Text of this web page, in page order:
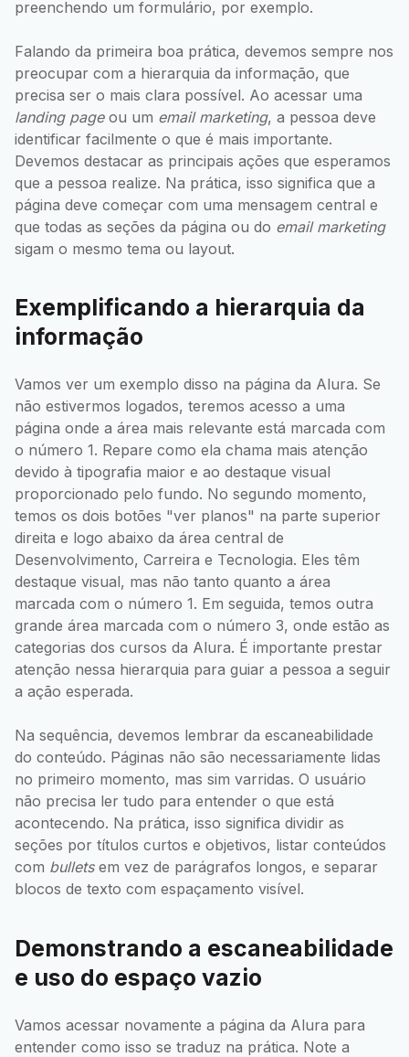
preenchendo um formulário, por exemplo.
Falando da primeira boa prática, devemos sempre nos
preocupar com a hierarquia da informação, que
precisa ser o mais clara possível. Ao acessar uma
landing pageou um email marketing, a pessoa deve
identificar facilmente o que é mais importante.
Devemos destacar as principais ações que esperamos
que a pessoa realize. Na prática, isso significa que a
página deve começar com uma mensagem central e
que todas as seções da página ou do email marketing
sigam o mesmo tema ou layout.
Exemplificando a hierarquia da
informação
Vamos ver um exemplo disso na página da Alura. Se
não estivermos logados, teremos acesso a uma
página onde a área mais relevante está marcada com
o número 1. Repare como ela chama mais atenção
devido à tipografia maior e ao destaque visual
proporcionado pelo fundo. No segundo momento,
temos os dois botões "ver planos" na parte superior
direita e logo abaixo da área central de
Desenvolvimento, Carreira e Tecnologia. Eles têm
destaque visual, mas não tanto quanto a área
marcada com o número 1. Em seguida, temos outra
grande área marcada com o número 3, onde estão as
categorias dos cursos da Alura. É importante prestar
atenção nessa hierarquia para guiar a pessoa a seguir
a ação esperada.
Na sequência, devemos lembrar da escaneabilidade
do conteúdo. Páginas não são necessariamente lidas
no primeiro momento, mas sim varridas. O usuário
não precisa ler tudo para entender o que está
acontecendo. Na prática, isso significa dividir as
seções por títulos curtos e objetivos, listar conteúdos
com bulletsem vez de parágrafos longos, e separar
blocos de texto com espaçamento visível.
Demonstrando a escaneabilidade
e uso do espaço vazio
Vamos acessar novamente a página da Alura para
entender como isso se traduz na prática. Note a